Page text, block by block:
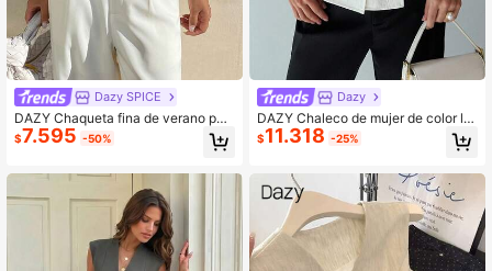
Dazy SPICE
DAZY Chaqueta fina de verano par
a mujer, sin mangas, de color liso, aj
ustada, elegante, básica, formal, ca
natación, blanca, escolar
$7.595 -50%
Dazy
DAZY Chaleco de mujer de color lis
o ajustado con cinturón, cuello redo
ndo, sin mangas, elegante y formal
$11.318 -25%